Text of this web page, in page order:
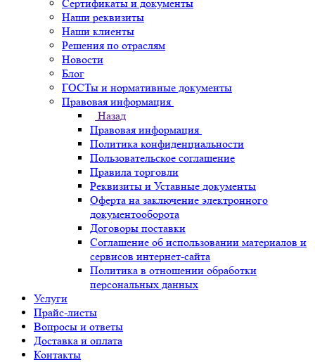
Сертификаты и документы
Наши реквизиты
Наши клиенты
Решения по отраслям
Новости
Блог
ГОСТы и нормативные документы
Правовая информация
Назад
Правовая информация
Политика конфиденциальности
Пользовательское соглашение
Правила торговли
Реквизиты и Уставные документы
Оферта на заключение электронного
документооборота
Договоры поставки
Соглашение об использовании материалов и
сервисов интернет-сайта
Политика в отношении обработки
персональных данных
Услуги
Прайс-листы
Вопросы и ответы
Доставка и оплата
Контакты